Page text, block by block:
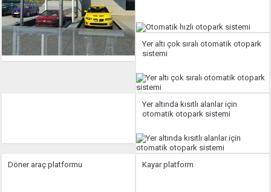
Yer altı çok sıralı otomatik otopark
sistemi
Yer altında kısıtlı alanlar için
otomatik otopark sistemi
Döner araç platformu Kayar platform